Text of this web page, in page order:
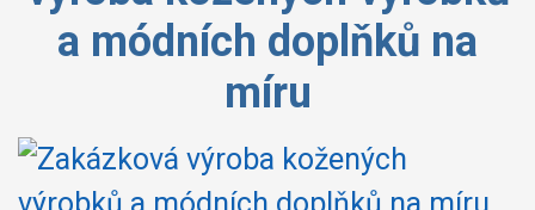
a módních doplňků na
míru